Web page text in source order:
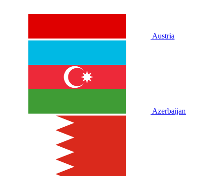
Austria
Azerbaijan